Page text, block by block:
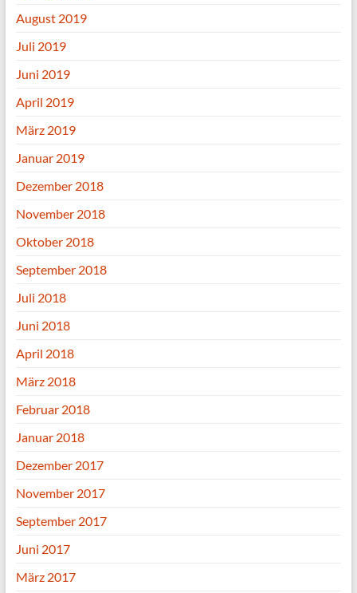
August 2019
Juli 2019
Juni 2019
April 2019
März 2019
Januar 2019
Dezember 2018
November 2018
Oktober 2018
September 2018
Juli 2018
Juni 2018
April 2018
März 2018
Februar 2018
Januar 2018
Dezember 2017
November 2017
September 2017
Juni 2017
März 2017